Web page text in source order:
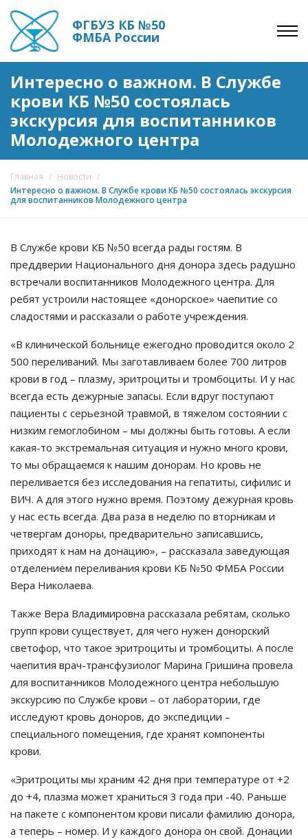
ФГБУЗ КБ №50
ФМБА России
Интересно о важном. В Службе
крови КБ №50 состоялась
экскурсия для воспитанников
Молодежного центра
Главная / Новости /
Интересно о важном. В Службе крови КБ №50 состоялась экскурсия
для воспитанников Молодежного центра
В Службе крови КБ №50 всегда рады гостям. В
преддверии Национального дня донора здесь радушно
встречали воспитанников Молодежного центра. Для
ребят устроили настоящее «донорское» чаепитие со
сладостями и рассказали о работе учреждения.
«В клинической больнице ежегодно проводится около 2
500 переливаний. Мы заготавливаем более 700 литров
крови в год – плазму, эритроциты и тромбоциты. И у нас
всегда есть дежурные запасы. Если вдруг поступают
пациенты с серьезной травмой, в тяжелом состоянии с
низким гемоглобином – мы должны быть готовы. А если
какая-то экстремальная ситуация и нужно много крови,
то мы обращаемся к нашим донорам. Но кровь не
переливается без исследования на гепатиты, сифилис и
ВИЧ. А для этого нужно время. Поэтому дежурная кровь
у нас есть всегда. Два раза в неделю по вторникам и
четвергам доноры, предварительно записавшись,
приходят к нам на донацию», – рассказала заведующая
отделением переливания крови КБ №50 ФМБА России
Вера Николаева.
Также Вера Владимировна рассказала ребятам, сколько
групп крови существует, для чего нужен донорский
светофор, что такое эритроциты и тромбоциты. А после
чаепития врач-трансфузиолог Марина Гришина провела
для воспитанников Молодежного центра небольшую
экскурсию по Службе крови – от лаборатории, где
исследуют кровь доноров, до экспедиции –
специального помещения, где хранят компоненты
крови.
«Эритроциты мы храним 42 дня при температуре от +2
до +4, плазма может храниться 3 года при -40. Раньше
на пакете с компонентом крови писали фамилию донора,
а теперь – номер. И у каждого донора он свой. Донации